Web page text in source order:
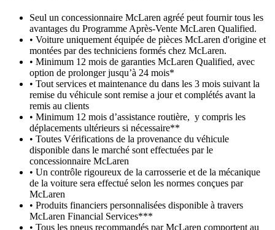
Seul un concessionnaire McLaren agréé peut fournir tous les
avantages du Programme Après-Vente McLaren Qualified.
• Voiture uniquement équipée de pièces McLaren d'origine et
montées par des techniciens formés chez McLaren.
• Minimum 12 mois de garanties McLaren Qualified, avec
option de prolonger jusqu’à 24 mois*
• Tout services et maintenance du dans les 3 mois suivant la
remise du véhicule sont remise a jour et complétés avant la
remis au clients
• Minimum 12 mois d’assistance routière, y compris les
déplacements ultérieurs si nécessaire**
• Toutes Vérifications de la provenance du véhicule
disponible dans le marché sont effectuées par le
concessionnaire McLaren
• Un contrôle rigoureux de la carrosserie et de la mécanique
de la voiture sera effectué selon les normes conçues par
McLaren
• Produits financiers personnalisées disponible à travers
McLaren Financial Services***
• Tous les pneus recommandés par McLaren comportent au